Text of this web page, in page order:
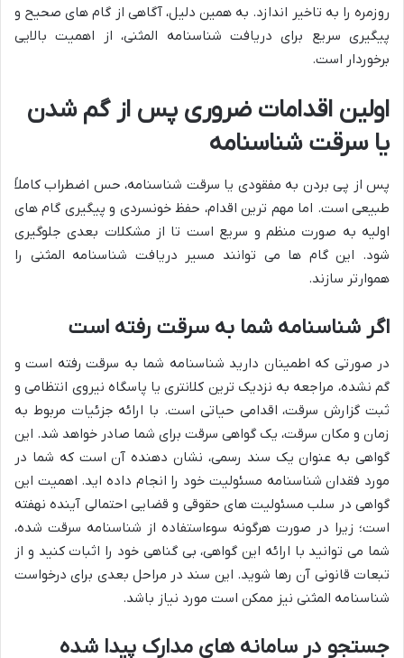
روزمره را به تاخیر اندازد. به همین دلیل، آگاهی از گام های صحیح و
پیگیری سریع برای دریافت شناسنامه المثنی، از اهمیت بالایی
برخوردار است.
اولین اقدامات ضروری پس از گم شدن
یا سرقت شناسنامه
پس از پی بردن به مفقودی یا سرقت شناسنامه، حس اضطراب کاملاً
طبیعی است. اما مهم ترین اقدام، حفظ خونسردی و پیگیری گام های
اولیه به صورت منظم و سریع است تا از مشکلات بعدی جلوگیری
شود. این گام ها می توانند مسیر دریافت شناسنامه المثنی را
هموارتر سازند.
اگر شناسنامه شما به سرقت رفته است
در صورتی که اطمینان دارید شناسنامه شما به سرقت رفته است و
گم نشده، مراجعه به نزدیک ترین کلانتری یا پاسگاه نیروی انتظامی و
ثبت گزارش سرقت، اقدامی حیاتی است. با ارائه جزئیات مربوط به
زمان و مکان سرقت، یک گواهی سرقت برای شما صادر خواهد شد. این
گواهی به عنوان یک سند رسمی، نشان دهنده آن است که شما در
مورد فقدان شناسنامه مسئولیت خود را انجام داده اید. اهمیت این
گواهی در سلب مسئولیت های حقوقی و قضایی احتمالی آینده نهفته
است؛ زیرا در صورت هرگونه سوءاستفاده از شناسنامه سرقت شده،
شما می توانید با ارائه این گواهی، بی گناهی خود را اثبات کنید و از
تبعات قانونی آن رها شوید. این سند در مراحل بعدی برای درخواست
شناسنامه المثنی نیز ممکن است مورد نیاز باشد.
جستجو در سامانه های مدارک پیدا شده